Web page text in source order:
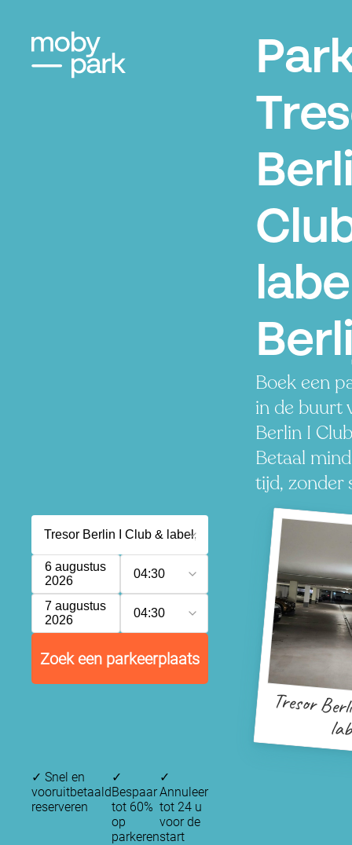
Boek een
in de buurt
Berlin I
Betaal
tijd, zonder
6 augustus
2026
04:30
7 augustus
2026
04:30
Zoek een parkeerplaats
Tresor
✓ Snel en
vooruitbetaald
reserveren
✓
Bespaar
tot 60%
op
parkeren
✓
Annuleer
tot 24 u
voor de
start